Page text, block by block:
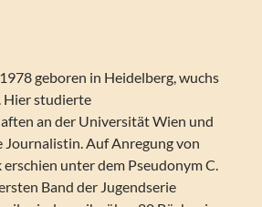
geboren in Heidelberg, wuchs
Hier studierte
an der Universität Wien und
Journalistin. Auf Anregung von
unter dem Pseudonym C.
Band der Jugendserie